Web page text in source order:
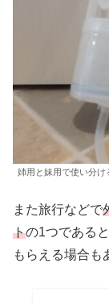
姉用と妹用で使い分
また旅行などで
トの1つである
もらえる場合